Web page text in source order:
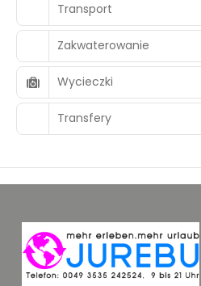
Transport
Zakwaterowanie
Wycieczki
Transfery